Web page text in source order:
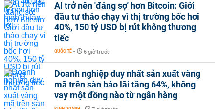
AI trở nên 'đáng sợ' hơn Bitcoin: Giới
đầu tư tháo chạy vì thị trường bốc hơi
40%, 150 tỷ USD bị rút không thương
tiếc
QUỐC TẾ - 6 giờ trước
Doanh nghiệp duy nhất sản xuất vàng
mã trên sàn báo lãi tăng 64%, không
vay một đồng nào từ ngân hàng